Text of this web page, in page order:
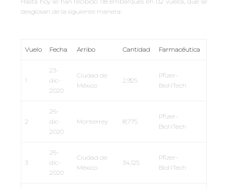
desglosan de la siguiente manera:
Vuelo Fecha Arribo Cantidad Farmacéutica
1
23-
dic-
2020
Ciudad de
México
2,925
Pfizer-
BioNTech
2
26-
dic-
2020
Monterrey 8,775
Pfizer-
BioNTech
3
26-
dic-
2020
Ciudad de
México
34,125
Pfizer-
BioNTech